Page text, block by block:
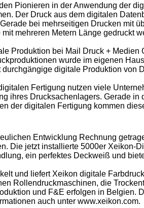
Pionieren in der Anwendung der
Der Druck aus dem digitalen
bei mehrseitigen Drucken mit
mehreren Metern Länge
Produktion bei Mail Druck +
wurde im eigenen
digitale Produktion
Fertigung nutzen viele
ihres Drucksachenlagers. Gerade
der digitalen Fertigung kommen
Entwicklung Rechnung
Die jetzt installierte 5000er Xeikon-
ein perfektes Deckweiß und
und liefert Xeikon digitale
Rollendruckmaschinen, die
und F&E erfolgen in Belgien.
auch unter www.xeikon.com.